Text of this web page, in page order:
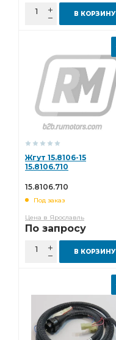
В КОРЗИНУ
Жгут 15.8106-15
15.8106.710
15.8106.710
Под заказ
Цена в Ярославль
По запросу
В КОРЗИНУ